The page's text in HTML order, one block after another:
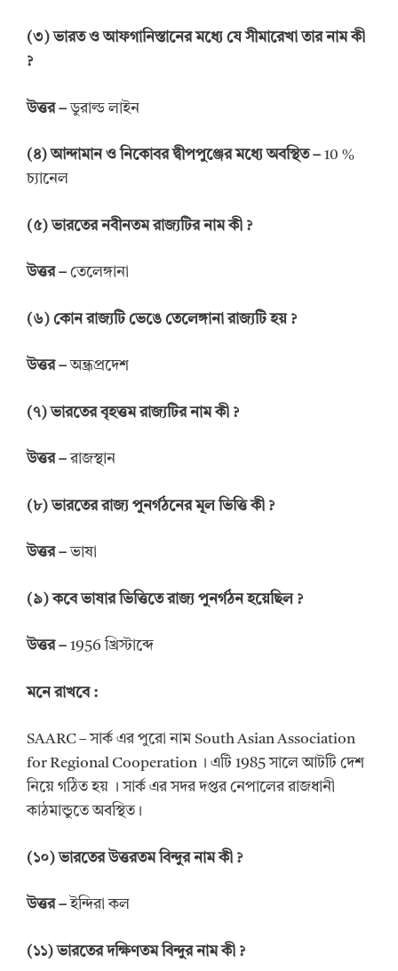
(৩ )ভারত ও আফগানিস্তানের মধ্যে যে সীমারেখা তার নাম কী
?
উত্তর–ডুরাল্ড লাইন
(৪)আন্দামান ও নিকোবর দ্বীপপুঞ্জের মধ্যে অবস্থিত– 10 %
চ্যানেল
(৫)ভারতের নবীনতম রাজ্যটির নাম কী ?
উত্তর– তেলেঙ্গানা
(৬) কোন রাজ্যটি ভেঙে তেলেঙ্গানা রাজ্যটি হয়?
উত্তর–অন্ধ্রপ্রদেশ
(৭)ভারতের বৃহত্তম রাজ্যটির নাম কী ?
উত্তর–রাজস্থান
(৮)ভারতের রাজ্য পুনর্গঠনের মূল ভিত্তি কী ?
উত্তর–ভাষা
(৯)কবে ভাষার ভিত্তিতে রাজ্য পুনর্গঠন হয়েছিল ?
উত্তর– 1956 খ্রিস্টাব্দে
মনে রাখবে :
SAARC – সার্ক এর পুরো নাম South Asian Association
for Regional Cooperation । এটি 1985 সালে আটটি দেশ
নিয়ে গঠিত হয় । সার্ক এর সদর দপ্তর নেপালের রাজধানী
কাঠমান্ডুতে অবস্থিত।
(১০)ভারতের উত্তরতম বিন্দুর নাম কী ?
উত্তর–ইন্দিরা কল
(১১)ভারতের দক্ষিণতম বিন্দুর নাম কী ?